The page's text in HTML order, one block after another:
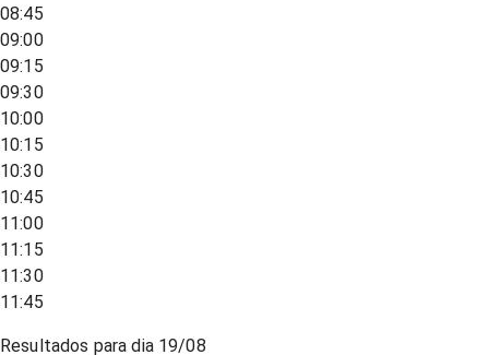
08:45
09:00
09:15
09:30
10:00
10:15
10:30
10:45
11:00
11:15
11:30
11:45
Resultados para dia 19/08